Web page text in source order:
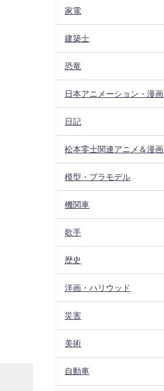
家電
建築士
恐竜
日本アニメーション・漫画
日記
松本零士関連アニメ＆漫画
模型・プラモデル
機関車
歌手
歴史
洋画・ハリウッド
災害
美術
自動車